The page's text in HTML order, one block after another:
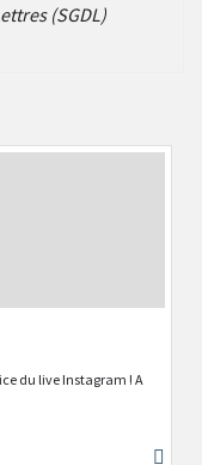
(SGDL)
du live Instagram ! A